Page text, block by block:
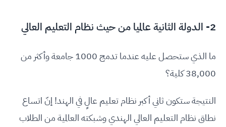
2- الدولة الثانية عالميا من حيث نظام التعليم العالي
ما الذي ستحصل عليه عندما تدمج 1000 جامعة وأكثر من
38,000 كلية؟
النتيجة ستكون ثاني أكبر نظام تعليم عالٍ في الهند! إنّ اتساع
نطاق نظام التعليم العالي الهندي وشبكته العالمية من الطلاب